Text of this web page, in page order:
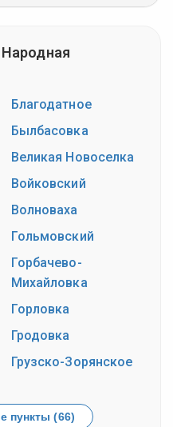
Благодатное
Былбасовка
Великая Новоселка
Войковский
Волноваха
Гольмовский
Горбачево-
Михайловка
Горловка
Гродовка
Грузско-Зорянское
пункты (66)